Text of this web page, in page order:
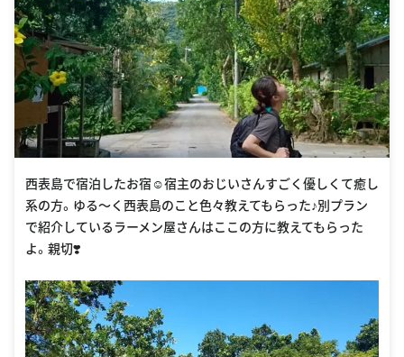
西表島で宿泊したお宿☺️宿主のおじいさんすごく優しくて癒し
系の方。ゆる〜く西表島のこと色々教えてもらった♪別プラン
で紹介しているラーメン屋さんはここの方に教えてもらった
よ。親切❣️